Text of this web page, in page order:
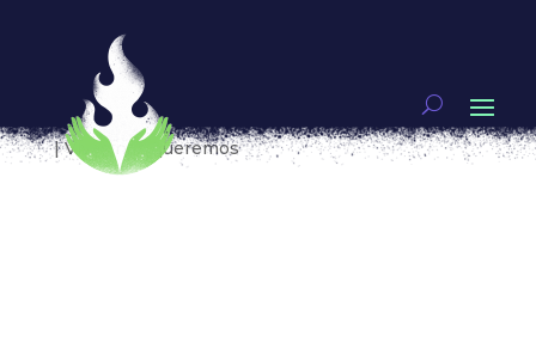
A la mujer valiente que nos mostró que la manada
somos nosotras
porLaura Edith Saavedra Hernández
Jul 11, 2018
|Vivas nos queremos